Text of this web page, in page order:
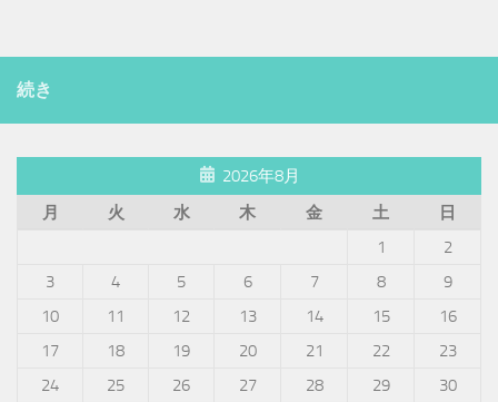
続き
2026年8月
月
火 水 木 金 土
日
1
2
3
4 5 6 7 8
9
10
11 12 13 14 15
16
17
18 19 20 21 22
23
24
25 26 27 28 29
30